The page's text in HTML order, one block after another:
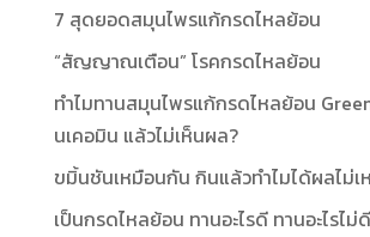
7 สุดยอดสมุนไพรแก้กรดไหลย้อน
“สัญญาณเตือน” โรคกรดไหลย้อน
ทำไมทานสมุนไพรแก้กรดไหลย้อน
นเคอมิน แล้วไม่เห็นผล?
ขมิ้นชันเหมือนกัน กินแล้วทำไมได้ผลไม่
เป็นกรดไหลย้อน ทานอะไรดี ทานอะไรไม่ดี